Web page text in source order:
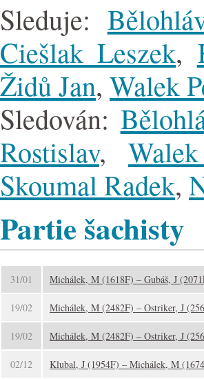
Sleduje:
Ciešlak Leszek,
Židů Jan, Walek
Sledován:
Rostislav,
Skoumal Radek,
Partie šachisty
31/01 Michálek, M (1618F) – Gubáš, J
19/02 Michálek, M (2482F) – Ostriker, J
19/02 Michálek, M (2482F) – Ostriker, J
02/12 Klubal, J (1954F) – Michálek, M